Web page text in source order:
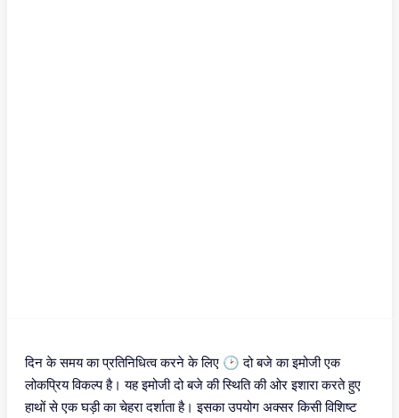
दिन के समय का प्रतिनिधित्व करने के लिए 🕑 दो बजे का इमोजी एक
लोकप्रिय विकल्प है। यह इमोजी दो बजे की स्थिति की ओर इशारा करते हुए
हाथों से एक घड़ी का चेहरा दर्शाता है। इसका उपयोग अक्सर किसी विशिष्ट